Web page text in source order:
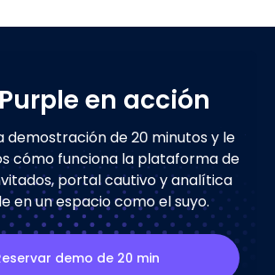
en acción
demostración de 20 minutos y le
cómo funciona la plataforma de
portal cautivo y analítica
en un espacio como el suyo.
demo de 20 min